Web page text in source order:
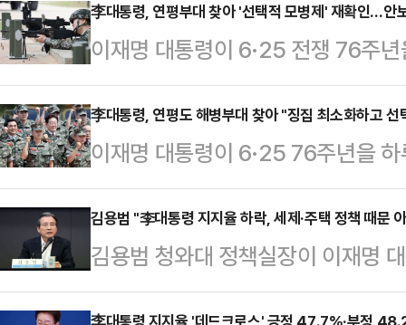
갖고 호남 반도체 클러스터 조성 등
을 논의할 것이라는 관측이다.오는
서 예정된 400조원 규모의 호남 반
에 대한 막판 조율이 이뤄질 것으로
기자회견에서 "조만간 성장 전략의
국민 앞에 …
李대통령, 연평부대 찾아 '선택적 모병제' 재확인…안
이재명 대통령이 6·25 전쟁 76주
군 해병대 연평부대를 방문해 장병
구조 개혁에 대한 강한 의지를 피력
의 면모를 부각하는 한편, 상대적으
략에도 나선 것으로 풀이된다. 군
접 제시하며 청년 세대와의 소통을
다.이 대통령은 24일 연평부대 장
고생이 많다"…
李대통령, 연평도 해병부대 찾아 "징집 최소화하고 선
이재명 대통령이 6·25 76주년을
듯 징집병을 최소화하고 모병을 통
겠다"고 밝혔다. 이 대통령은 이날
를 찾아 이같이 밝힌 뒤 "우리가 하
범위 내에서 충분한 보수를 지급받
김용범 "李대통령 지지율 하락, 세제·주택 정책 때문
김용범 청와대 정책실장이 이재명
노동·세제·주택 등 핵심 정책 기조